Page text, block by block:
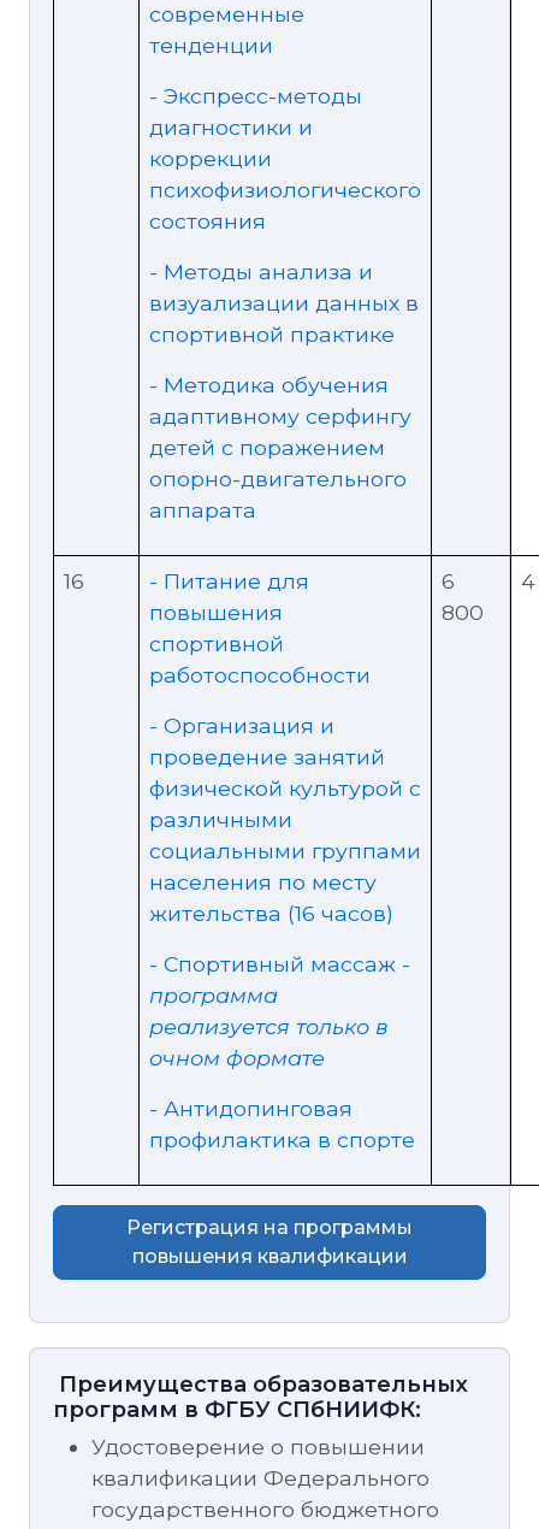
современные
тенденции
- Экспресс-методы
диагностики и
коррекции
психофизиологического
состояния
- Методы анализа и
визуализации данных в
спортивной практике
- Методика обучения
адаптивному серфингу
детей с поражением
опорно-двигательного
аппарата
16
- Питание для
повышения
спортивной
работоспособности
- Организация и
проведение занятий
физической культурой с
различными
социальными группами
населения по месту
жительства (16 часов)
- Спортивный массаж -
программа
реализуется только в
очном формате
- Антидопинговая
профилактика в спорте
6
800
Регистрация на программы
повышения квалификации
Преимущества образовательных
программ в ФГБУ СПбНИИФК:
Удостоверение о повышении
квалификации Федерального
государственного бюджетного